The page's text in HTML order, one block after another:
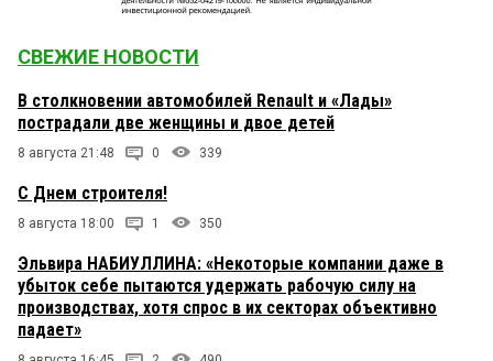
СВЕЖИЕ НОВОСТИ
В столкновении автомобилей Renault и «Лады»
пострадали две женщины и двое детей
8 августа 21:48 0 339
С Днем строителя!
8 августа 18:00 1 350
Эльвира НАБИУЛЛИНА: «Некоторые компании даже в
убыток себе пытаются удержать рабочую силу на
производствах, хотя спрос в их секторах объективно
падает»